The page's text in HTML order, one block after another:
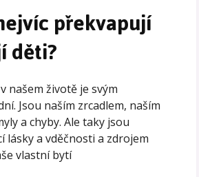
překvapují
děti?
našem životě je svým
Jsou naším zrcadlem, naším
a chyby. Ale taky jsou
lásky a vděčnosti a zdrojem
vlastní bytí